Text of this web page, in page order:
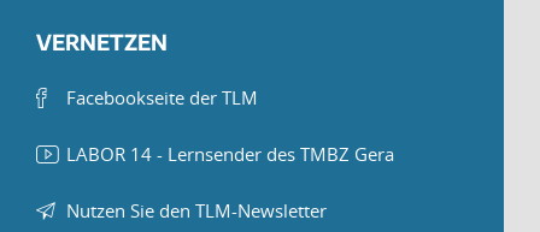
VERNETZEN
Facebookseite der TLM
LABOR 14 - Lernsender des TMBZ Gera
Nutzen Sie den TLM-Newsletter